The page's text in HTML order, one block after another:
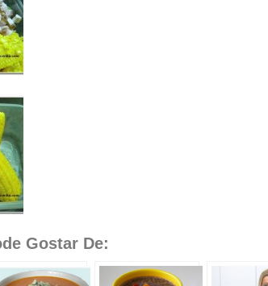
Gostar De: